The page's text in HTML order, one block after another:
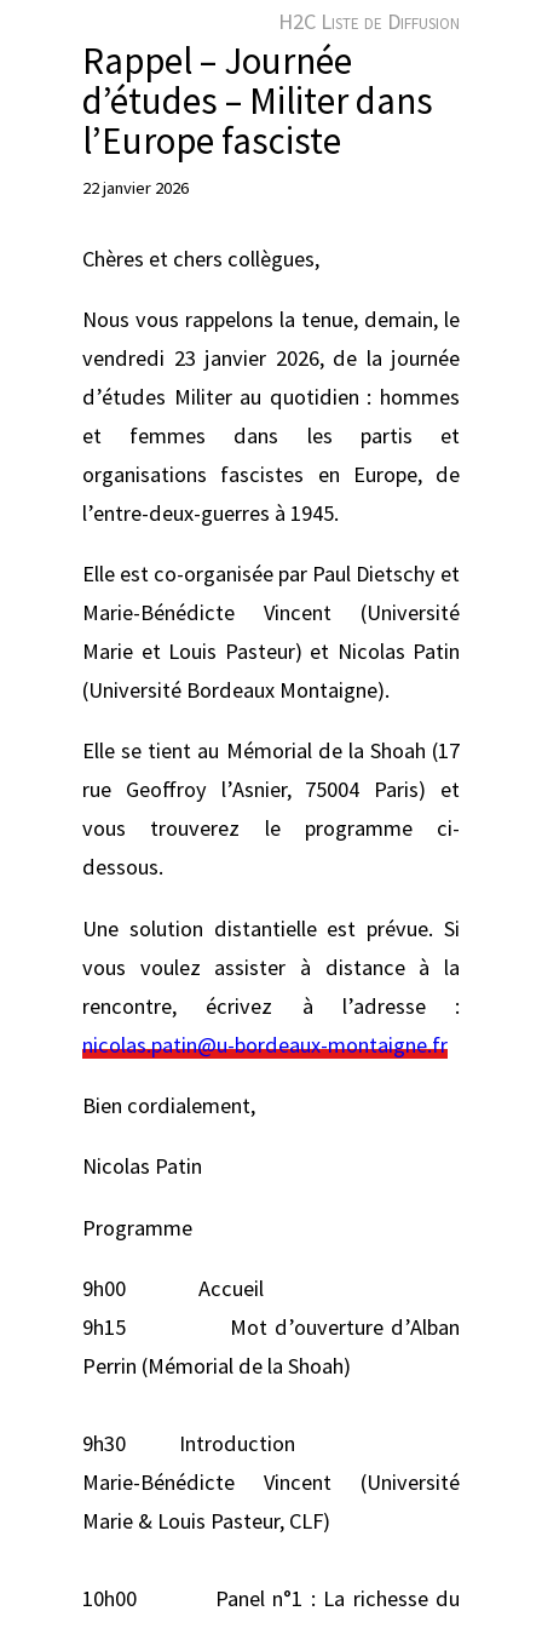
H2C Liste de Diffusion
Rappel – Journée
d’études – Militer dans
l’Europe fasciste
22 janvier 2026
Chères et chers collègues,
Nous vous rappelons la tenue, demain, le
vendredi 23 janvier 2026, de la journée
d’études Militer au quotidien : hommes
et femmes dans les partis et
organisations fascistes en Europe, de
l’entre-deux-guerres à 1945.
Elle est co-organisée par Paul Dietschy et
Marie-Bénédicte Vincent (Université
Marie et Louis Pasteur) et Nicolas Patin
(Université Bordeaux Montaigne).
Elle se tient au Mémorial de la Shoah (17
rue Geoffroy l’Asnier, 75004 Paris) et
vous trouverez le programme ci-
dessous.
Une solution distantielle est prévue. Si
vous voulez assister à distance à la
rencontre, écrivez à l’adresse :
nicolas.patin@u-bordeaux-montaigne.fr
Bien cordialement,
Nicolas Patin
Programme
9h00 Accueil
9h15 Mot d’ouverture d’Alban
Perrin (Mémorial de la Shoah)
9h30 Introduction
Marie-Bénédicte Vincent (Université
Marie & Louis Pasteur, CLF)
10h00 Panel n°1 : La richesse du